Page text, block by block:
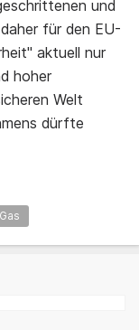
und
für den EU-
aktuell nur
hoher
Welt
dürfte